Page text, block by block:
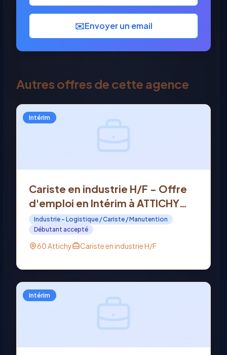
✉️Envoyer un email
Autres offres de cette agence
Intérim
Cariste en industrie H/F - Offre
d'emploi en Intérim à ATTICHY
(60)
Industrie - Logistique / Cariste / Manutention
Débutant accepté
60 Attichy Cariste en industrie H/F
Intérim